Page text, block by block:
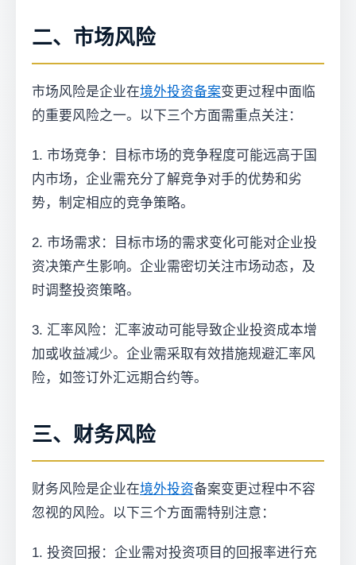
二、市场风险
市场风险是企业在境外投资备案变更过程中面临
的重要风险之一。以下三个方面需重点关注：
1. 市场竞争：目标市场的竞争程度可能远高于国
内市场，企业需充分了解竞争对手的优势和劣
势，制定相应的竞争策略。
2. 市场需求：目标市场的需求变化可能对企业投
资决策产生影响。企业需密切关注市场动态，及
时调整投资策略。
3. 汇率风险：汇率波动可能导致企业投资成本增
加或收益减少。企业需采取有效措施规避汇率风
险，如签订外汇远期合约等。
三、财务风险
财务风险是企业在境外投资备案变更过程中不容
忽视的风险。以下三个方面需特别注意：
1. 投资回报：企业需对投资项目的回报率进行充